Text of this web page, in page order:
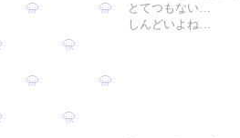
とてつもない…
しんどいよね…